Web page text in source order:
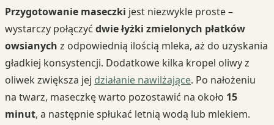
Przygotowanie maseczki jest niezwykle proste –
wystarczy połączyć dwie łyżki zmielonych płatków
owsianych z odpowiednią ilością mleka, aż do uzyskania
gładkiej konsystencji. Dodatkowe kilka kropel oliwy z
oliwek zwiększa jej działanie nawilżające. Po nałożeniu
na twarz, maseczkę warto pozostawić na około 15
minut, a następnie spłukać letnią wodą lub mlekiem.